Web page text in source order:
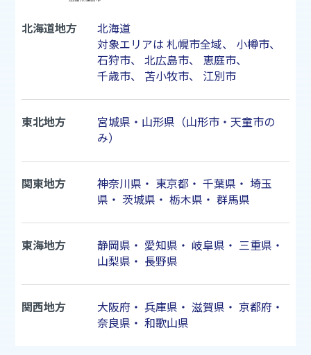
北海道地方
北海道
対象エリアは 札幌市全域、 小樽市、
石狩市、 北広島市、 恵庭市、
千歳市、 苫小牧市、 江別市
東北地方
宮城県・山形県（山形市・天童市の
み）
関東地方 神奈川県 ・ 東京都・ 千葉県 ・ 埼玉
県 ・ 茨城県 ・ 栃木県 ・ 群馬県
東海地方 静岡県 ・ 愛知県 ・ 岐阜県 ・ 三重県 ・
山梨県 ・ 長野県
関西地方 大阪府 ・ 兵庫県 ・ 滋賀県 ・ 京都府 ・
奈良県 ・ 和歌山県